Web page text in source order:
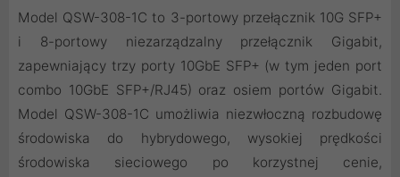
Model QSW-308-1C to 3-portowy przełącznik 10G SFP+
i 8-portowy niezarządzalny przełącznik Gigabit,
zapewniający trzy porty 10GbE SFP+ (w tym jeden port
combo 10GbE SFP+/RJ45) oraz osiem portów Gigabit.
Model QSW-308-1C umożliwia niezwłoczną rozbudowę
środowiska do hybrydowego, wysokiej prędkości
środowiska sieciowego po korzystnej cenie,